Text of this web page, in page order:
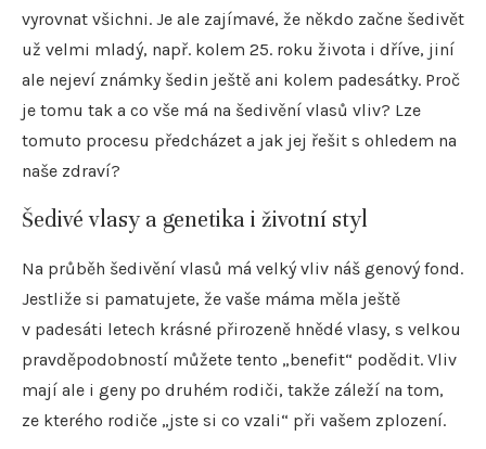
vyrovnat všichni. Je ale zajímavé, že někdo začne šedivět
už velmi mladý, např. kolem 25. roku života i dříve, jiní
ale nejeví známky šedin ještě ani kolem padesátky. Proč
je tomu tak a co vše má na šedivění vlasů vliv? Lze
tomuto procesu předcházet a jak jej řešit s ohledem na
naše zdraví?
Šedivé vlasy a genetika i životní styl
Na průběh šedivění vlasů má velký vliv náš genový fond.
Jestliže si pamatujete, že vaše máma měla ještě
v padesáti letech krásné přirozeně hnědé vlasy, s velkou
pravděpodobností můžete tento „benefit“ podědit. Vliv
mají ale i geny po druhém rodiči, takže záleží na tom,
ze kterého rodiče „jste si co vzali“ při vašem zplození.